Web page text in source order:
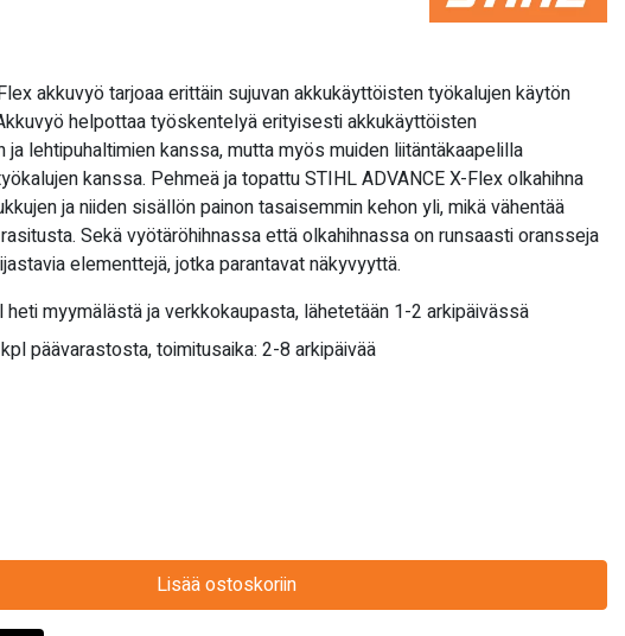
akkuvyö tarjoaa erittäin sujuvan akkukäyttöisten työkalujen käytön
helpottaa työskentelyä erityisesti akkukäyttöisten
lehtipuhaltimien kanssa, mutta myös muiden liitäntäkaapelilla
kanssa. Pehmeä ja topattu STIHL ADVANCE X-Flex olkahihna
ja niiden sisällön painon tasaisemmin kehon yli, mikä vähentää
Sekä vyötäröhihnassa että olkahihnassa on runsaasti oransseja
elementtejä, jotka parantavat näkyvyyttä.
heti myymälästä ja verkkokaupasta, lähetetään 1-2 arkipäivässä
päävarastosta, toimitusaika: 2-8 arkipäivää
Lisää ostoskoriin